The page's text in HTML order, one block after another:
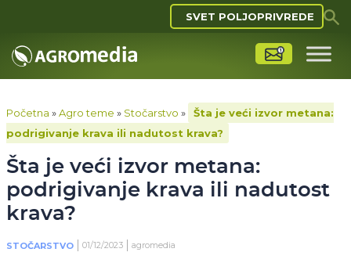
SVET POLJOPRIVREDE
Početna »Agro teme » Stočarstvo »
Šta je veći izvor metana:
podrigivanje krava ili nadutost krava?
Šta je veći izvor metana:
podrigivanje krava ili nadutost
krava?
STOČARSTVO 01/12/2023 agromedia